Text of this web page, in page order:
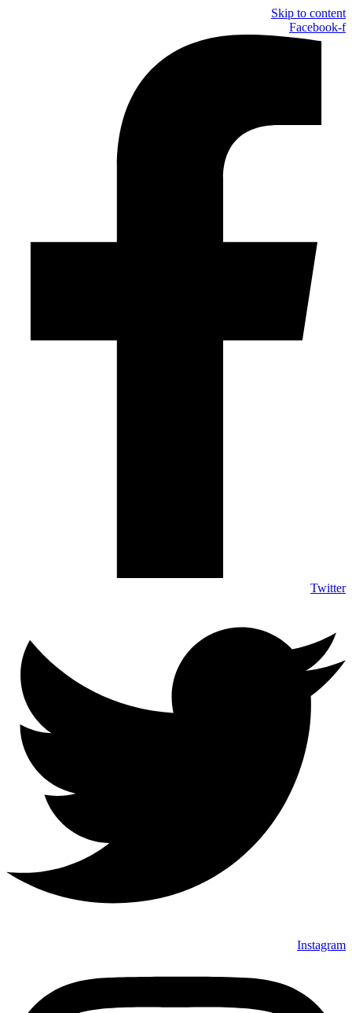
Skip to content
Facebook-f
Twitter
Instagram